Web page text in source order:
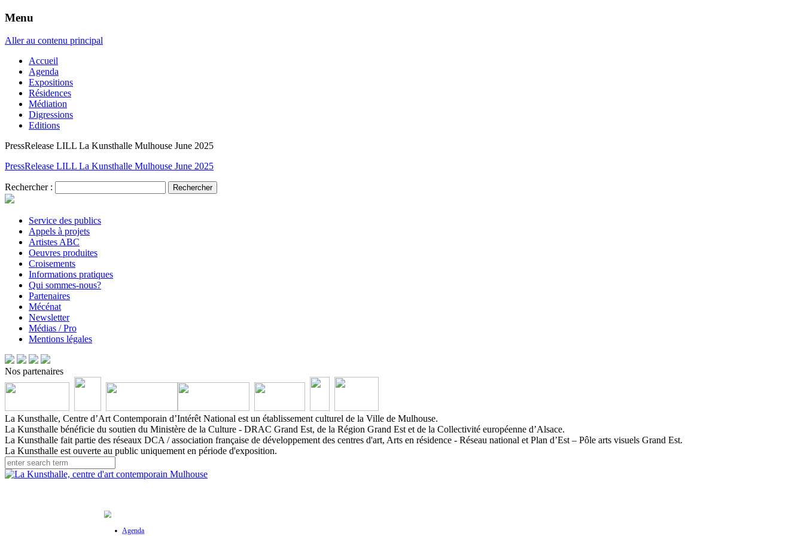
Menu
Aller au contenu principal
Accueil
Agenda
Expositions
Résidences
Médiation
Digressions
Editions
PressRelease LILL La Kunsthalle Mulhouse June 2025
PressRelease LILL La Kunsthalle Mulhouse June 2025
Rechercher :
Service des publics
Appels à projets
Artistes ABC
Oeuvres produites
Croisements
Informations pratiques
Qui sommes-nous?
Partenaires
Mécénat
Newsletter
Médias / Pro
Mentions légales
Nos partenaires
La Kunsthalle, Centre d’Art Contemporain d’Intérêt National est un établissement culturel de la Ville de Mulhouse.
La Kunsthalle bénéficie du soutien du Ministère de la Culture - DRAC Grand Est, de la Région Grand Est et de la Collectivité européenne d’Alsace.
La Kunsthalle fait partie des réseaux DCA / association française de développement des centres d'art, Arts en résidence - Réseau national et Plan d’Est – Pôle arts visuels Grand Est.
La Kunsthalle est ouverte au public uniquement en période d'exposition.
Agenda